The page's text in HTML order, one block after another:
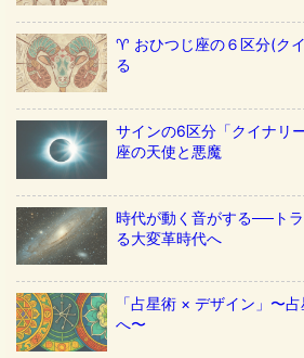
♈️ おひつじ座の６区分(ク
る
サインの6区分「クイナ
座の天使と悪魔
時代が動く音がする──ト
る大変革時代へ
「占星術 × デザイン」〜
へ〜